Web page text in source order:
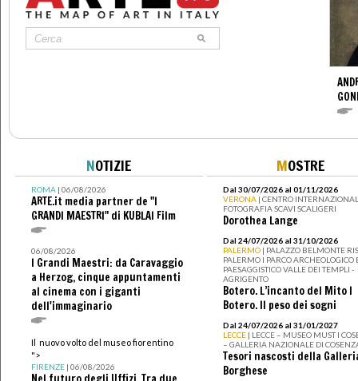
NOTIZIE
ROMA| 06/08/2026
ARTE.it media partner de "I
GRANDI MAESTRI" di KUBLAI Film
06/08/2026
I Grandi Maestri: da Caravaggio
a Herzog, cinque appuntamenti
al cinema con i giganti
dell'immaginario
Il nuovo volto del museo fiorentino
">
FIRENZE| 06/08/2026
MOSTRE
Dal 30/07/2026 al 01/11/2026
VERONA | CENTRO
FOTOGRAFIA SCAVI SCALIGERI
Dorothea Lange
Dal 24/07/2026 al 31/10/2026
PALERMO | PALAZZO BELMONTE
PALERMO I PARCO ARCHEOLOGICO
PAESAGGISTICO VALLE DEI TEMPLI -
AGRIGENTO
Botero. L’incanto del Mito I
Botero. Il peso dei sogni
Dal 24/07/2026 al 31/01/2027
LECCE | LECCE – MUSEO MUST I
– GALLERIA NAZIONALE DI
Tesori nascosti della
Borghese